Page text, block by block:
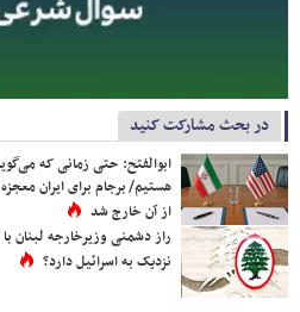
در بحث مشارکت کنید
ابوالفتح: حتی زمانی که
هستیم/ برجام برای ایران
از آن خارج شد
راز دشمنی وزیرخارجه لبنان
نزدیک به اسرائیل دارد؟